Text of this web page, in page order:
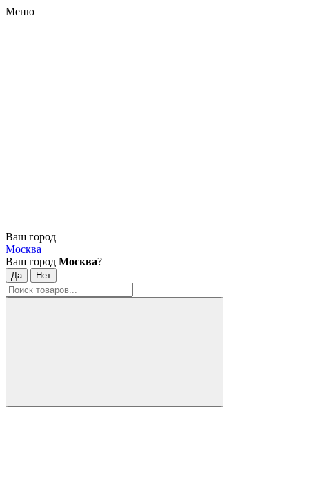
Меню
Ваш город
Москва
Ваш город Москва?